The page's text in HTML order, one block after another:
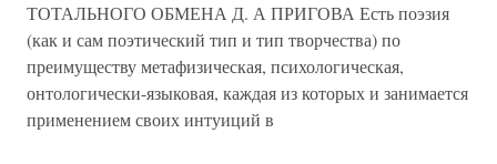
ТОТАЛЬНОГО ОБМЕНА Д. А ПРИГОВА Есть поэзия
(как и сам поэтический тип и тип творчества) по
преимуществу метафизическая, психологическая,
онтологически-языковая, каждая из которых и занимается
применением своих интуиций в